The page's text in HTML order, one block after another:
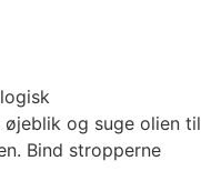
og suge olien til
Bind stropperne